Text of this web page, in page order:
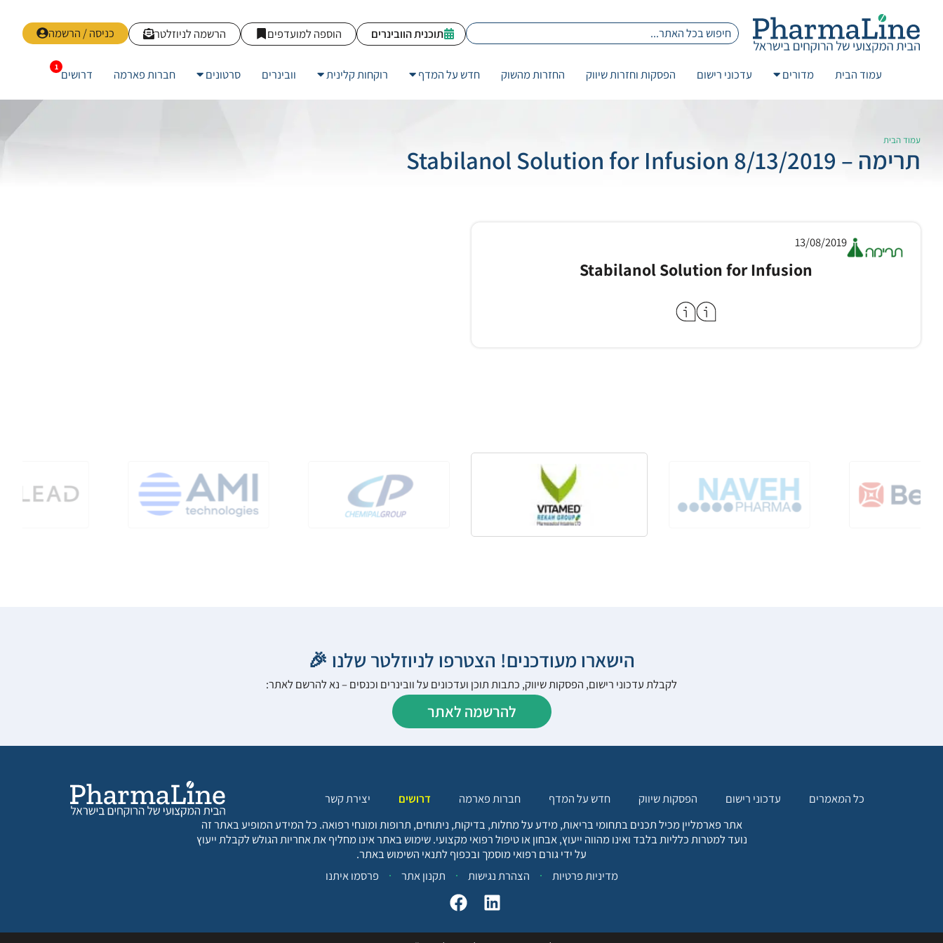
כניסה / הרשמה הרשמה לניוזלטר הוספה למועדפים תוכנית הוובינרים
עמוד הבית מדורים עדכוני רישום הפסקות וחזרות שיווק החזרות מהשוק חדש על המדף רוקחות קלינית וובינרים סרטונים חברות פארמה דרושים
עמוד הבית
תרימה – 8/13/2019 Stabilanol Solution for Infusion
13/08/2019
Stabilanol Solution for Infusion
הישארו מעודכנים! הצטרפו לניוזלטר שלנו 🎉
לקבלת עדכוני רישום, הפסקות שיווק, כתבות תוכן ועדכונים על וובינרים וכנסים – נא להרשם לאתר:
להרשמה לאתר
כל המאמרים עדכוני רישום הפסקות שיווק חדש על המדף חברות פארמה דרושים
יצירת קשר
אתר פארמליין מכיל תכנים בתחומי בריאות, מידע על מחלות, בדיקות, ניתוחים, תרופות ומונחי רפואה. כל המידע המופיע באתר זה
נועד למטרות כלליות בלבד ואינו מהווה ייעוץ, אבחון או טיפול רפואי מקצועי. שימוש באתר אינו מחליף את אחריות הגולש לקבלת ייעוץ
על ידי גורם רפואי מוסמך ובכפוף לתנאי השימוש באתר.
מדיניות פרטיות
הצהרת נגישות תקנון אתר פרסמו איתנו